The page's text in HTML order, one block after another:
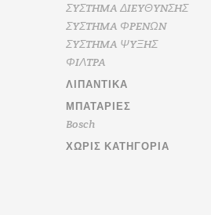
ΣYΣTHMA ΔIEYΘYNΣHΣ
ΣYΣTHMA ΦPENΩN
ΣYΣTHMA ΨYΞHΣ
ΦIΛTPA
ΛΙΠΑΝΤΙΚΆ
ΜΠΑΤΑΡΊΕΣ
Bosch
ΧΩΡΊΣ ΚΑΤΗΓΟΡΊΑ